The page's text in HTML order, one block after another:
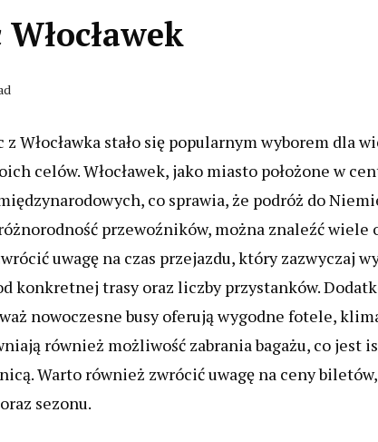
Włocławka stało się popularnym wyborem dla
celów. Włocławek, jako miasto położone w
co sprawia, że podróż do
przewoźników, można znaleźć wiele
uwagę na czas przejazdu, który zazwyczaj
konkretnej trasy oraz liczby przystanków.
nowoczesne busy oferują wygodne fotele,
również możliwość zabrania bagażu, co jest
Warto również zwrócić uwagę na ceny
sezonu.